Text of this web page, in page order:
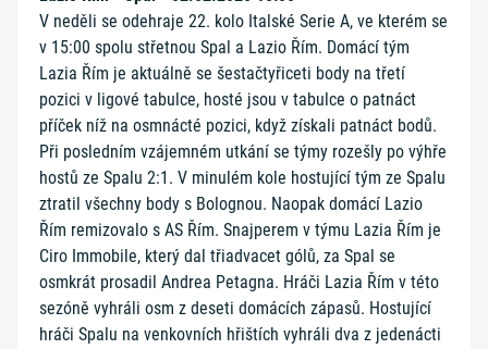
V neděli se odehraje 22. kolo Italské Serie A, ve kterém se
v 15:00 spolu střetnou Spal a Lazio Řím. Domácí tým
Lazia Řím je aktuálně se šestačtyřiceti body na třetí
pozici v ligové tabulce, hosté jsou v tabulce o patnáct
příček níž na osmnácté pozici, když získali patnáct bodů.
Při posledním vzájemném utkání se týmy rozešly po výhře
hostů ze Spalu 2:1. V minulém kole hostující tým ze Spalu
ztratil všechny body s Bolognou. Naopak domácí Lazio
Řím remizovalo s AS Řím. Snajperem v týmu Lazia Řím je
Ciro Immobile, který dal třiadvacet gólů, za Spal se
osmkrát prosadil Andrea Petagna. Hráči Lazia Řím v této
sezóně vyhráli osm z deseti domácích zápasů. Hostující
hráči Spalu na venkovních hřištích vyhráli dva z jedenácti